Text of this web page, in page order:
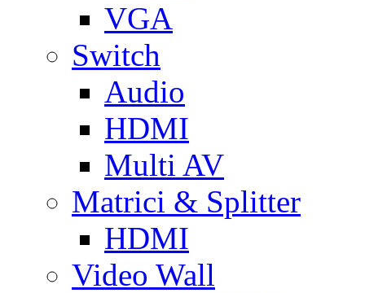
VGA
Switch
Audio
HDMI
Multi AV
Matrici & Splitter
HDMI
Video Wall